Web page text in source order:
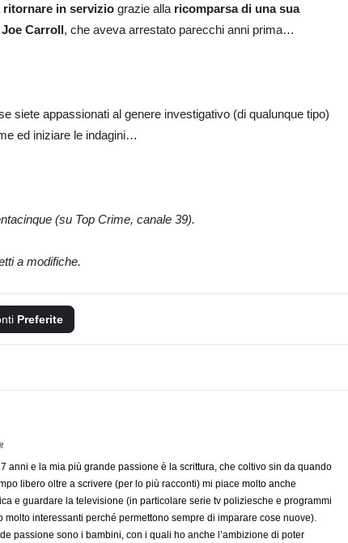
ritornare in servizio grazie alla ricomparsa di una sua
Joe Carroll, che aveva arrestato parecchi anni prima…
siete appassionati al genere investigativo (di qualunque tipo)
ed iniziare le indagini…
(su Top Crime, canale 39).
a modifiche.
Preferite
anni e la mia più grande passione è la scrittura, che coltivo sin da quando
libero oltre a scrivere (per lo più racconti) mi piace molto anche
e guardare la televisione (in particolare serie tv poliziesche e programmi
molto interessanti perché permettono sempre di imparare cose nuove).
passione sono i bambini, con i quali ho anche l’ambizione di poter